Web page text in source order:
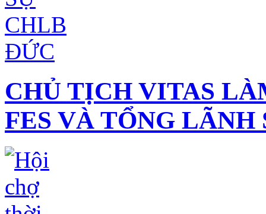
CHỦ TỊCH VITAS
FES VÀ TỔNG